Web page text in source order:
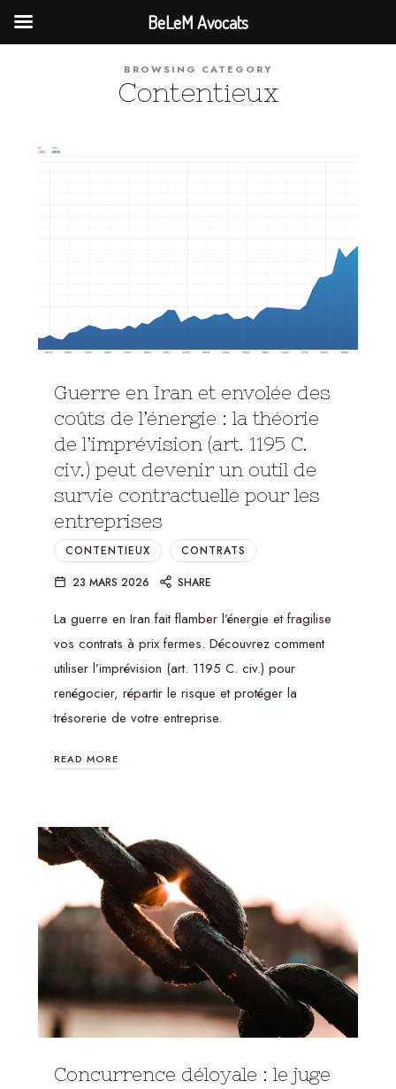
BROWSING CATEGORY
Contentieux
Guerre en Iran et envolée des
coûts de l’énergie : la théorie
de l’imprévision (art. 1195 C.
civ.) peut devenir un outil de
survie contractuelle pour les
entreprises
CONTENTIEUX
CONTRATS
23 MARS 2026
SHARE
La guerre en Iran fait flamber l’énergie et fragilise
vos contrats à prix fermes. Découvrez comment
utiliser l’imprévision (art. 1195 C. civ.) pour
renégocier, répartir le risque et protéger la
trésorerie de votre entreprise.
READ MORE
Concurrence déloyale : le juge
BeLeM Avocats